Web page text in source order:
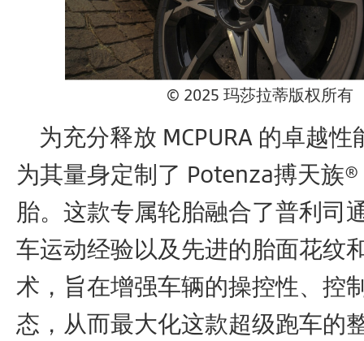
© 2025 玛莎拉蒂版权所有
为充分释放 MCPURA 的卓越性
为其量身定制了 Potenza搏天族
胎。这款专属轮胎融合了普利司
车运动经验以及先进的胎面花纹
术，旨在增强车辆的操控性、控
态，从而最大化这款超级跑车的